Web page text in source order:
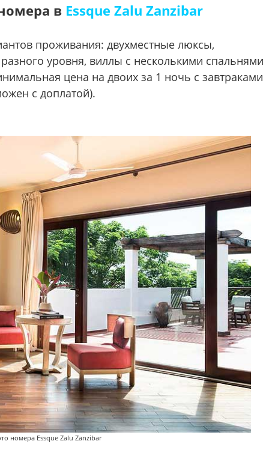
в Essque Zalu Zanzibar
проживания: двухместные люксы,
уровня, виллы с несколькими спальнями
цена на двоих за 1 ночь с завтраками
с доплатой).
номера Essque Zalu Zanzibar